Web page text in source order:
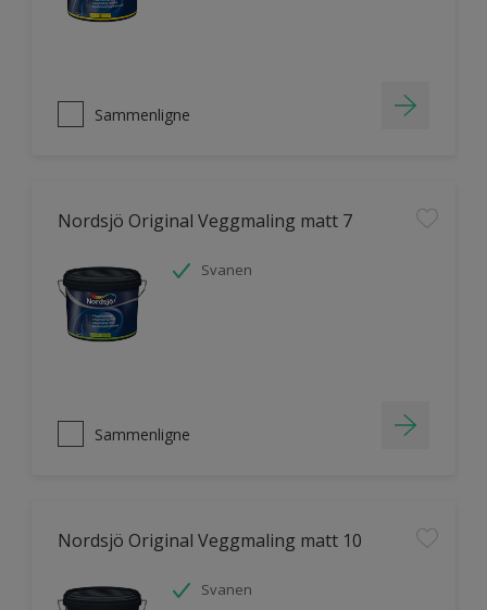
Sammenligne
Nordsjö Original Veggmaling matt 7
Svanen
Sammenligne
Nordsjö Original Veggmaling matt 10
Svanen